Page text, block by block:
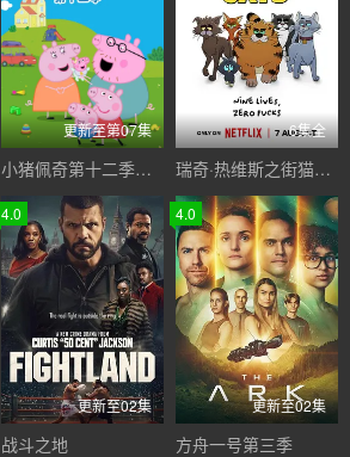
更新至第07集
小猪佩奇第十二季国语
6集全
瑞奇·热维斯之街猫一族
4.0
更新至02集
战斗之地
4.0
更新至02集
方舟一号第三季